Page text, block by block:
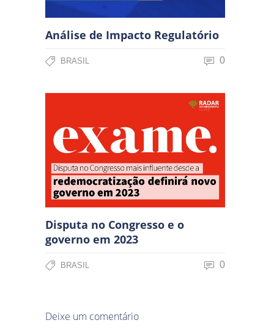
Análise de Impacto Regulatório
BRASIL 0
Disputa no Congresso e o
governo em 2023
BRASIL 0
Deixe um comentário